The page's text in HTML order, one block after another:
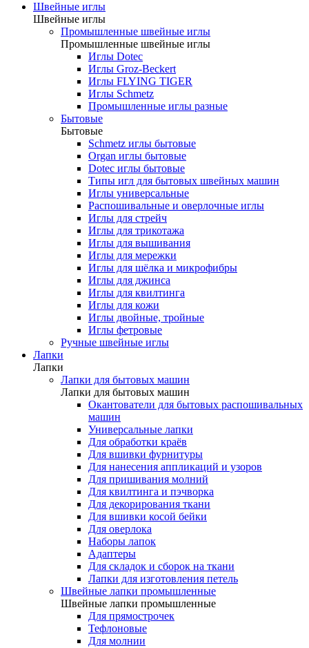
Швейные иглы
Швейные иглы
Промышленные швейные иглы
Промышленные швейные иглы
Иглы Dotec
Иглы Groz-Beckert
Иглы FLYING TIGER
Иглы Schmetz
Промышленные иглы разные
Бытовые
Бытовые
Schmetz иглы бытовые
Organ иглы бытовые
Dotec иглы бытовые
Типы игл для бытовых швейных машин
Иглы универсальные
Распошивальные и оверлочные иглы
Иглы для стрейч
Иглы для трикотажа
Иглы для вышивания
Иглы для мережки
Иглы для шёлка и микрофибры
Иглы для джинса
Иглы для квилтинга
Иглы для кожи
Иглы двойные, тройные
Иглы фетровые
Ручные швейные иглы
Лапки
Лапки
Лапки для бытовых машин
Лапки для бытовых машин
Окантователи для бытовых распошивальных
машин
Универсальные лапки
Для обработки краёв
Для вшивки фурнитуры
Для нанесения аппликаций и узоров
Для пришивания молний
Для квилтинга и пэчворка
Для декорирования ткани
Для вшивки косой бейки
Для оверлока
Наборы лапок
Адаптеры
Для складок и сборок на ткани
Лапки для изготовления петель
Швейные лапки промышленные
Швейные лапки промышленные
Для прямострочек
Тефлоновые
Для молнии